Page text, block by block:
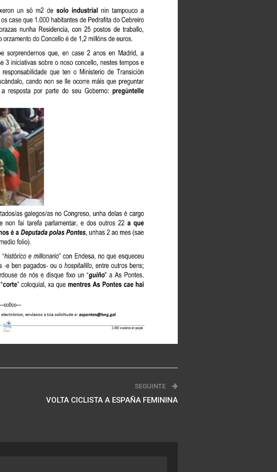
SEGUINTE
VOLTA CICLISTA A ESPAÑA FEMININA